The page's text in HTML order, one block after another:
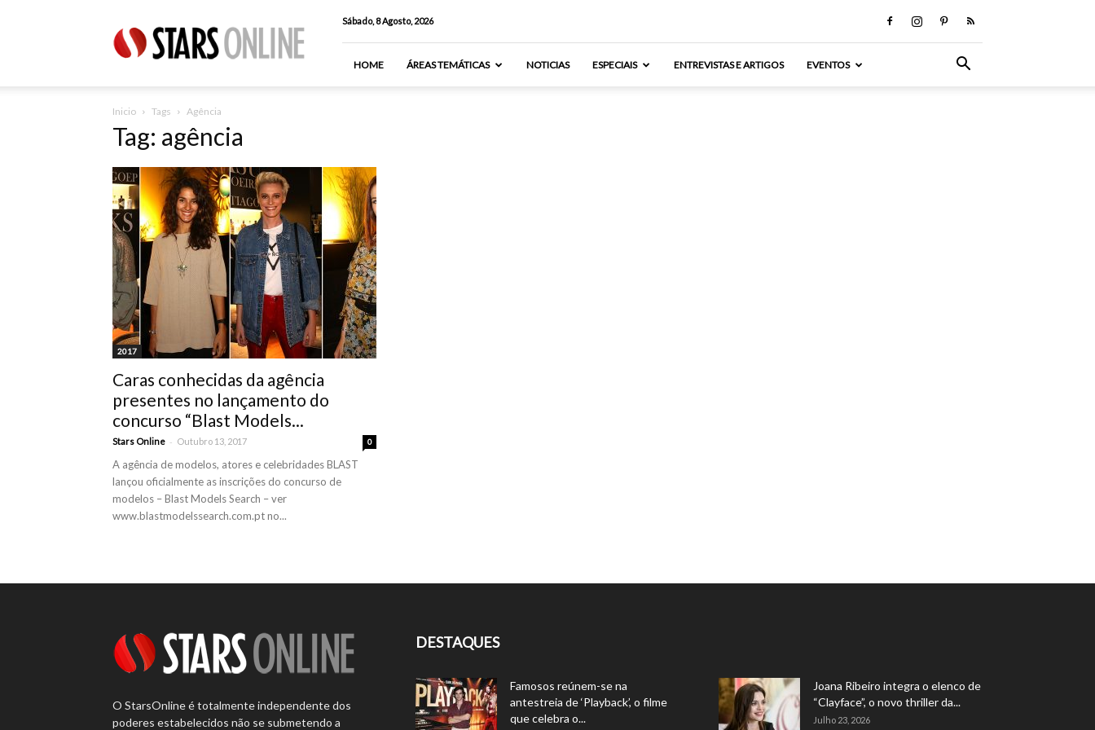
Online
Sábado, 8 Agosto, 2026
HOME ÁREAS TEMÁTICAS NOTICIAS ESPECIAIS ENTREVISTAS E ARTIGOS EVENTOS
Inicio Tags Agência
Tag: agência
2017
Caras conhecidas da agência
presentes no lançamento do
concurso “Blast Models...
Stars Online - Outubro 13, 2017 0
A agência de modelos, atores e celebridades BLAST
lançou oficialmente as inscrições do concurso de
modelos – Blast Models Search – ver
www.blastmodelssearch.com.pt no...
O StarsOnline é totalmente independente dos
poderes estabelecidos não se submetendo a
DESTAQUES
Famosos reúnem-se na
antestreia de ‘Playback’, o filme
que celebra o...
Joana Ribeiro integra o elenco de
“Clayface”, o novo thriller da...
Julho 23, 2026